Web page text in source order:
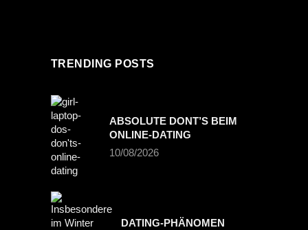
TRENDING POSTS
ABSOLUTE DONT’S BEIM
ONLINE-DATING
10/08/2026
DATING-PHÄNOMEN